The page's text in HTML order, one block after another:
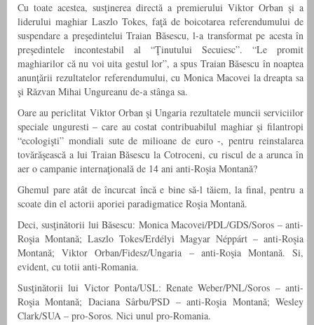
Cu toate acestea, susţinerea directă a premierului Viktor Orban şi a
liderului maghiar Laszlo Tokes, faţă de boicotarea referendumului de
suspendare a preşedintelui Traian Băsescu, l-a transformat pe acesta în
preşedintele incontestabil al “Ţinutului Secuiesc”. “Le promit
maghiarilor că nu voi uita gestul lor”, a spus Traian Băsescu în noaptea
anunţării rezultatelor referendumului, cu Monica Macovei la dreapta sa
şi Răzvan Mihai Ungureanu de-a stânga sa.
Oare au periclitat Viktor Orban şi Ungaria rezultatele muncii serviciilor
speciale unguresti – care au costat contribuabilul maghiar şi filantropi
“ecologişti” mondiali sute de milioane de euro -, pentru reinstalarea
tovărăşească a lui Traian Băsescu la Cotroceni, cu riscul de a arunca în
aer o campanie internaţională de 14 ani anti-Roşia Montană?
Ghemul pare atât de încurcat încă e bine să-l tăiem, la final, pentru a
scoate din el actorii aporiei paradigmatice Roşia Montană.
Deci, susţinătorii lui Băsescu: Monica Macovei/PDL/GDS/Soros – anti-
Roşia Montană; Laszlo Tokes/Erdélyi Magyar Néppárt – anti-Roşia
Montană; Viktor Orban/Fidesz/Ungaria – anti-Roşia Montană. Si,
evident, cu totii anti-Romania.
Susţinătorii lui Victor Ponta/USL: Renate Weber/PNL/Soros – anti-
Roşia Montană; Daciana Sârbu/PSD – anti-Roşia Montană; Wesley
Clark/SUA – pro-Soros. Nici unul pro-Romania.